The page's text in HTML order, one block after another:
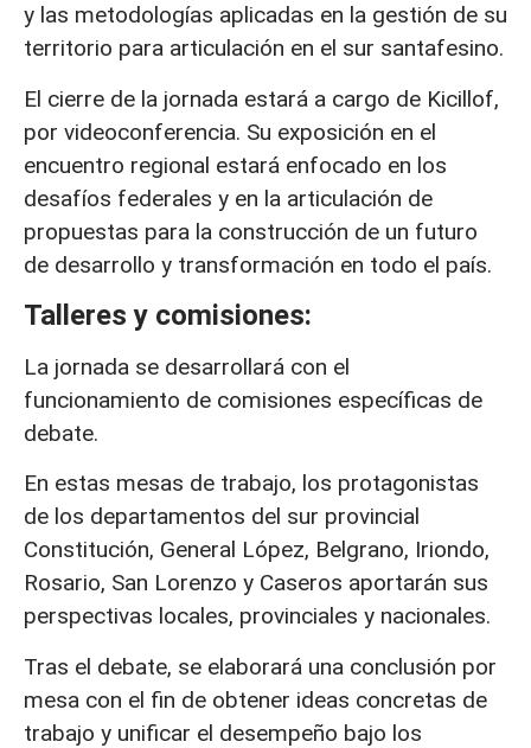
y las metodologías aplicadas en la gestión de su
territorio para articulación en el sur santafesino.
El cierre de la jornada estará a cargo de Kicillof,
por videoconferencia. Su exposición en el
encuentro regional estará enfocado en los
desafíos federales y en la articulación de
propuestas para la construcción de un futuro
de desarrollo y transformación en todo el país.
Talleres y comisiones:
La jornada se desarrollará con el
funcionamiento de comisiones específicas de
debate.
En estas mesas de trabajo, los protagonistas
de los departamentos del sur provincial
Constitución, General López, Belgrano, Iriondo,
Rosario, San Lorenzo y Caseros aportarán sus
perspectivas locales, provinciales y nacionales.
Tras el debate, se elaborará una conclusión por
mesa con el fin de obtener ideas concretas de
trabajo y unificar el desempeño bajo los